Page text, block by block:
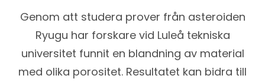
Genom att studera prover från asteroiden
Ryugu har forskare vid Luleå tekniska
universitet funnit en blandning av material
med olika porositet. Resultatet kan bidra till